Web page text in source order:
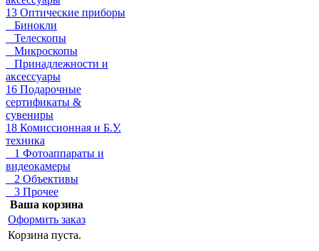
13 Оптические приборы
Бинокли
Телескопы
Микроскопы
Принадлежности и
аксессуары
16 Подарочные
сертификаты &
сувениры
18 Комиссионная и Б.У.
техника
1 Фотоаппараты и
видеокамеры
2 Объективы
3 Прочее
Ваша корзина
Оформить заказ
Корзина пуста.